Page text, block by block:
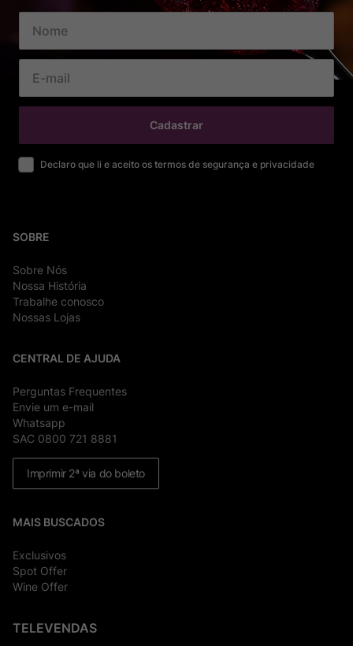
Cadastrar
Declaro que li e aceito os termos de segurança e privacidade
SOBRE
Sobre Nós
Nossa História
Trabalhe conosco
Nossas Lojas
CENTRAL DE AJUDA
Perguntas Frequentes
Envie um e-mail
Whatsapp
SAC 0800 721 8881
Imprimir 2ª via do boleto
MAIS BUSCADOS
Exclusivos
Spot Offer
Wine Offer
TELEVENDAS